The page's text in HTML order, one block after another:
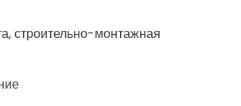
строительно-монтажная